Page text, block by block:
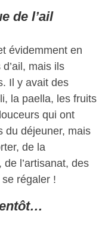
de l’ail
évidemment en
mais ils
Il y avait des
la paella, les fruits
qui ont
du déjeuner, mais
de la
l’artisanat, des
régaler !